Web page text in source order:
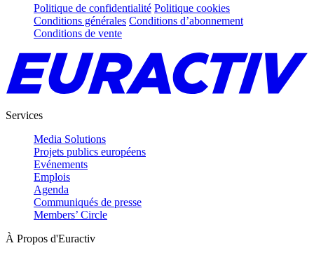
Politique de confidentialité Politique cookies
Conditions générales Conditions d’abonnement
Conditions de vente
Services
Media Solutions
Projets publics européens
Evénements
Emplois
Agenda
Communiqués de presse
Members’ Circle
À Propos d'Euractiv